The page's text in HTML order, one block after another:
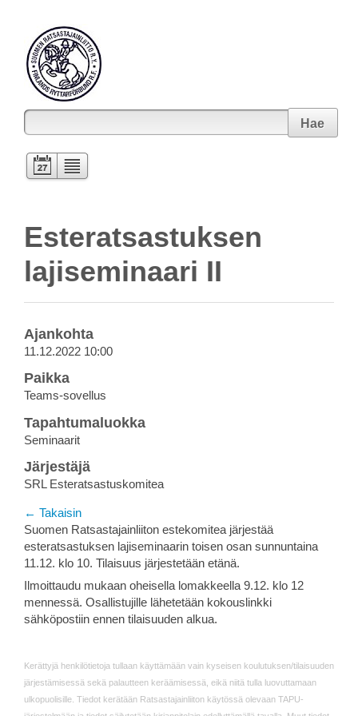
Hae
Esteratsastuksen
lajiseminaari II
Ajankohta
11.12.2022 10:00
Paikka
Teams-sovellus
Tapahtumaluokka
Seminaarit
Järjestäjä
SRL Esteratsastuskomitea
← Takaisin
Suomen Ratsastajainliiton estekomitea järjestää
esteratsastuksen lajiseminaarin toisen osan sunnuntaina
11.12. klo 10. Tilaisuus järjestetään etänä.
Ilmoittaudu mukaan oheisella lomakkeella 9.12. klo 12
mennessä. Osallistujille lähetetään kokouslinkki
sähköpostiin ennen tilaisuuden alkua.
Kerättyjä henkilötietoja tullaan käyttämään vain kyseisen koulutuksen/tilaisuuden
järjestämisessä sekä palautteen keräämisessä, eikä niitä tulla luovuttamaan
ulkopuolisille. Tiedot kerätään Ratsastajainliiton käytössä olevaan TAPU-